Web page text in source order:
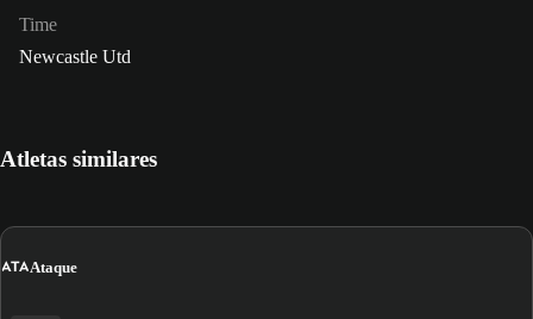
Time
Newcastle Utd
Atletas similares
ATAAtaque